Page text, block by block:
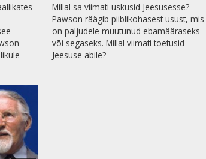
Millal sa viimati uskusid Jeesusesse?
Pawson räägib piiblikohasest usust, mis
on paljudele muutunud ebamääraseks
või segaseks. Millal viimati toetusid
Jeesuse abile?